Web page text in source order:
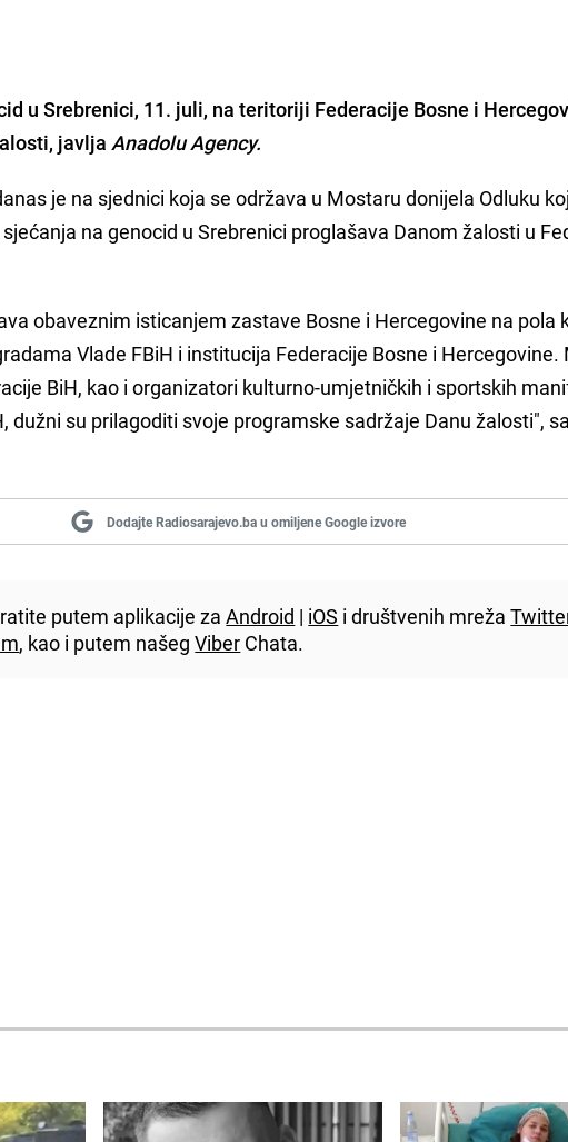
u Srebrenici, 11. juli, na teritoriji Federacije Bosne i
javlja Anadolu Agency.
je na sjednici koja se održava u Mostaru donijela Odluku
na genocid u Srebrenici proglašava Danom žalosti u
obaveznim isticanjem zastave Bosne i Hercegovine na pola
Vlade FBiH i institucija Federacije Bosne i Hercegovine.
BiH, kao i organizatori kulturno-umjetničkih i sportskih
dužni su prilagoditi svoje programske sadržaje Danu žalosti",
Dodajte Radiosarajevo.ba u omiljene Google izvore
putem aplikacije zaAndroid | iOS i društvenih mreža
, kao i putem našegViber Chata.